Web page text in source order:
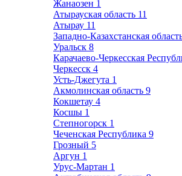
Жанаозен 1
Атырауская область 11
Атырау 11
Западно-Казахстанская
Уральск 8
Карачаево-Черкесская
Черкесск 4
Усть-Джегута 1
Акмолинская область 9
Кокшетау 4
Косшы 1
Степногорск 1
Чеченская Республика 9
Грозный 5
Аргун 1
Урус-Мартан 1